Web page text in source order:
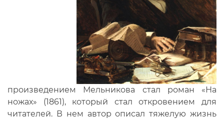
произведением Мельникова стал роман «На
ножах» (1861), который стал откровением для
читателей. В нем автор описал тяжелую жизнь